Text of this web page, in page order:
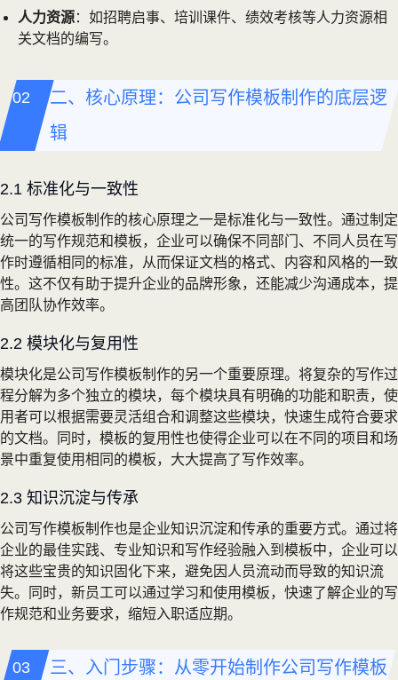
人力资源：如招聘启事、培训课件、绩效考核等人力资源相
关文档的编写。
二、核心原理：公司写作模板制作的底层逻
辑
2.1 标准化与一致性
公司写作模板制作的核心原理之一是标准化与一致性。通过制定
统一的写作规范和模板，企业可以确保不同部门、不同人员在写
作时遵循相同的标准，从而保证文档的格式、内容和风格的一致
性。这不仅有助于提升企业的品牌形象，还能减少沟通成本，提
高团队协作效率。
2.2 模块化与复用性
模块化是公司写作模板制作的另一个重要原理。将复杂的写作过
程分解为多个独立的模块，每个模块具有明确的功能和职责，使
用者可以根据需要灵活组合和调整这些模块，快速生成符合要求
的文档。同时，模板的复用性也使得企业可以在不同的项目和场
景中重复使用相同的模板，大大提高了写作效率。
2.3 知识沉淀与传承
公司写作模板制作也是企业知识沉淀和传承的重要方式。通过将
企业的最佳实践、专业知识和写作经验融入到模板中，企业可以
将这些宝贵的知识固化下来，避免因人员流动而导致的知识流
失。同时，新员工可以通过学习和使用模板，快速了解企业的写
作规范和业务要求，缩短入职适应期。
三、入门步骤：从零开始制作公司写作模板